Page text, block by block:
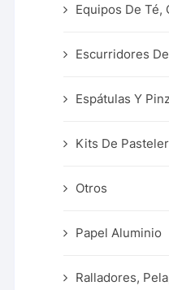
Equipos De Té,
Escurridores
Espátulas Y
Kits De
Otros
Papel Aluminio
Ralladores,